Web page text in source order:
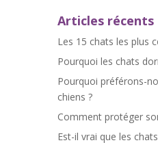
Articles récents
Les 15 chats les plus
Pourquoi les chats
Pourquoi préférons-
chiens ?
Comment protéger
Est-il vrai que les